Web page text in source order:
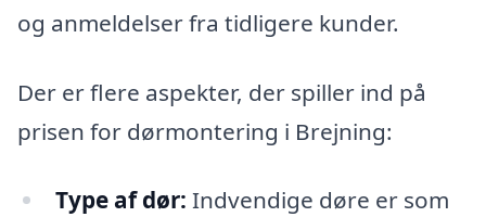
og anmeldelser fra tidligere kunder.
Der er flere aspekter, der spiller ind på
prisen for dørmontering i Brejning:
Type af dør: Indvendige døre er som